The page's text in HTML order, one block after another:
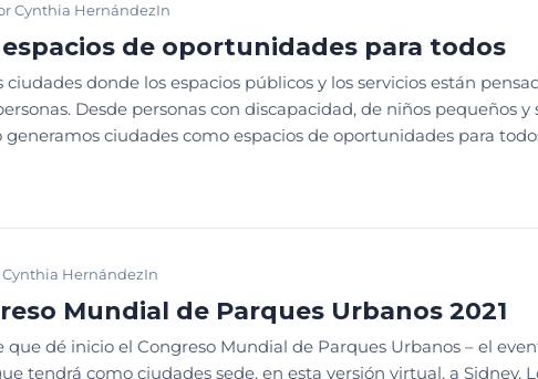
Cynthia HernándezIn
de oportunidades para todos
donde los espacios públicos y los servicios están
Desde personas con discapacidad, de niños pequeños y
generamos ciudades como espacios de oportunidades para
Cynthia HernándezIn
Mundial de Parques Urbanos 2021
que dé inicio el Congreso Mundial de Parques Urbanos – el
tendrá como ciudades sede, en esta versión virtual, a Sidney,